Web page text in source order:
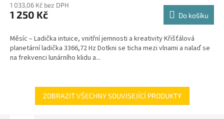
1 033,06 Kč bez DPH
1 250 Kč Do košíku
Měsíc – Ladička intuice, vnitřní jemnosti a kreativity Křišťálová
planetární ladička 3366,72 Hz Dotkni se ticha mezi vlnami a nalaď se
na frekvenci lunárního klidu a...
ZOBRAZIT VŠECHNY SOUVISEJÍCÍ PRODUKTY